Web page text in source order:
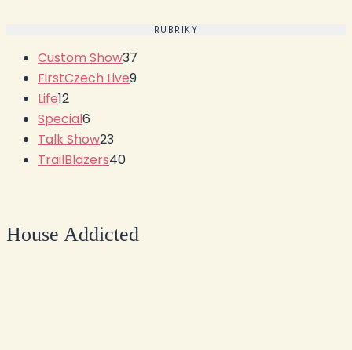
RUBRIKY
Custom Show37
FirstCzech Live9
Life12
Special6
Talk Show23
TrailBlazers40
House Addicted